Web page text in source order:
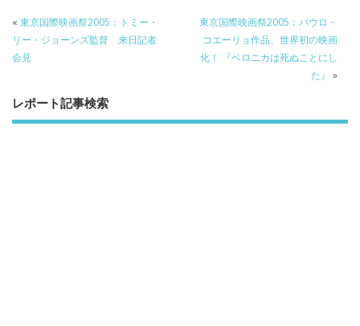
b
o
k
er a
o
« 東京国際映画祭2005：トミー・
リー・ジョーンズ監督 来日記者
会見
東京国際映画祭2005：パウロ・
コエーリョ作品、世界初の映画
化！ 『ベロニカは死ぬことにし
た』 »
レポート記事検索